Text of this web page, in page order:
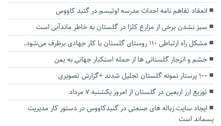
انعقاد تفاهم نامه احداث مدرسه اوتیسم در گنبد کاووس
سبز نشدن برخی از مزارع کلزا در گلستان به خاطر ماندآبی است
مشکل راه ارتباطی ۱۱۰ روستای گلستان با کار جهادی برطرف می‌شود.
خشم و انزجار گلستانی ها از حمله استکبار جهانی به یمن
۱۰۰ پرستار نمونه گلستان تجلیل شدند +گزارش تصویری
توزیع ارز اربعین در گلستان از امروز یکشنبه ۷ مرداد
ایجاد سایت زباله های صنعتی در گنبدکاووس در دستور کار مدیریت
پسماند است